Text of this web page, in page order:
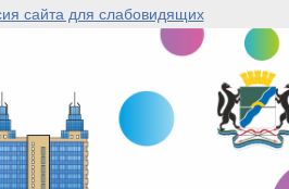
сайта для слабовидящих